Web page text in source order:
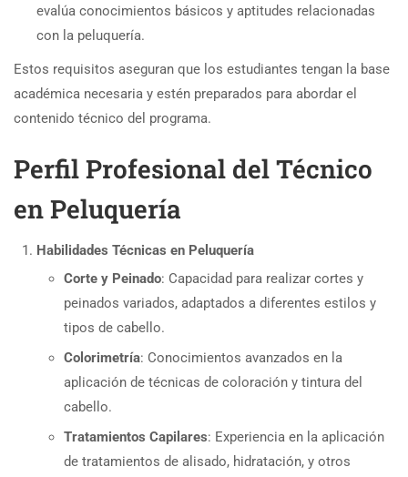
evalúa conocimientos básicos y aptitudes relacionadas
con la peluquería.
Estos requisitos aseguran que los estudiantes tengan la base
académica necesaria y estén preparados para abordar el
contenido técnico del programa.
Perfil Profesional del Técnico
en Peluquería
Habilidades Técnicas en Peluquería
Corte y Peinado: Capacidad para realizar cortes y
peinados variados, adaptados a diferentes estilos y
tipos de cabello.
Colorimetría: Conocimientos avanzados en la
aplicación de técnicas de coloración y tintura del
cabello.
Tratamientos Capilares: Experiencia en la aplicación
de tratamientos de alisado, hidratación, y otros